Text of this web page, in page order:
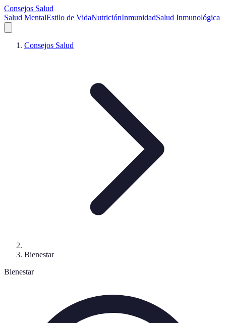
Consejos Salud
Salud MentalEstilo de VidaNutriciónInmunidadSalud Inmunológica
Consejos Salud
Bienestar
Bienestar